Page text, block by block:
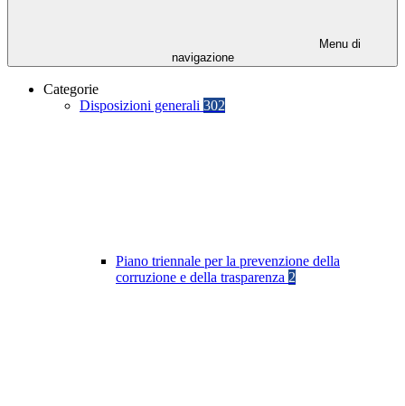
Menu di
navigazione
Categorie
Disposizioni generali 302
Piano triennale per la prevenzione della
corruzione e della trasparenza 2